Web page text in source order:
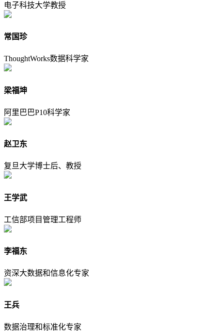
电子科技大学教授
常国珍
ThoughtWorks数据科学家
梁福坤
阿里巴巴P10科学家
赵卫东
复旦大学博士后、教授
王学武
工信部项目管理工程师
李福东
资深大数据和信息化专家
王兵
数据治理和标准化专家